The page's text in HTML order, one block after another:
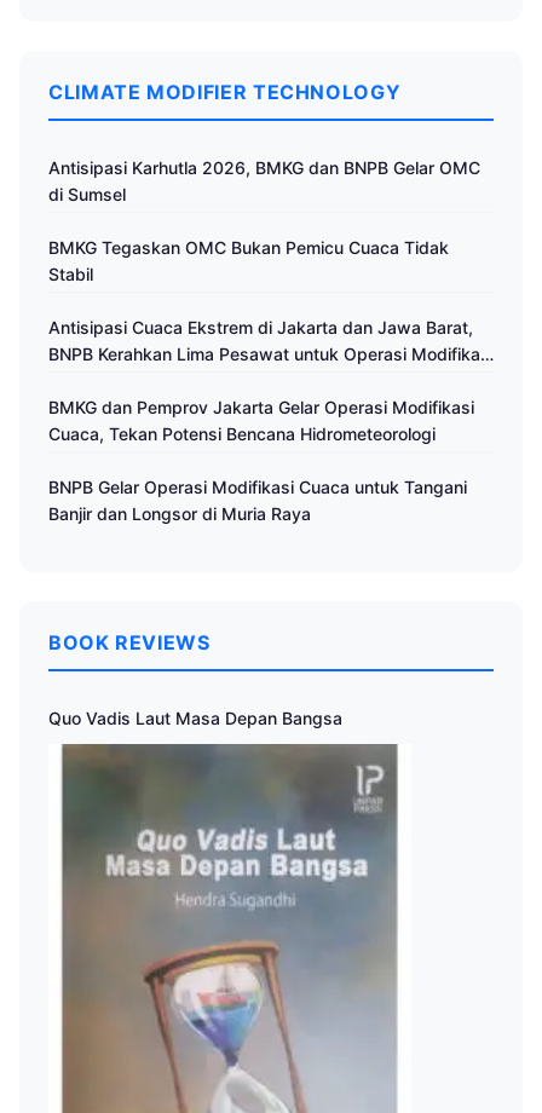
CLIMATE MODIFIER TECHNOLOGY
Antisipasi Karhutla 2026, BMKG dan BNPB Gelar OMC
di Sumsel
BMKG Tegaskan OMC Bukan Pemicu Cuaca Tidak
Stabil
Antisipasi Cuaca Ekstrem di Jakarta dan Jawa Barat,
BNPB Kerahkan Lima Pesawat untuk Operasi Modifikasi
BMKG dan Pemprov Jakarta Gelar Operasi Modifikasi
Cuaca, Tekan Potensi Bencana Hidrometeorologi
BNPB Gelar Operasi Modifikasi Cuaca untuk Tangani
Banjir dan Longsor di Muria Raya
BOOK REVIEWS
Quo Vadis Laut Masa Depan Bangsa